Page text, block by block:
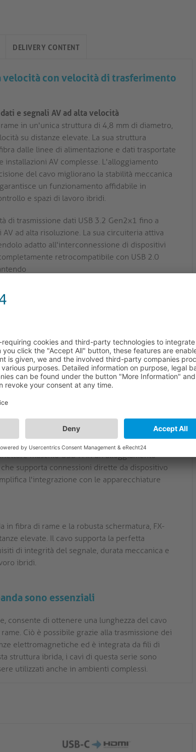
DELIVERY CONTENT
velocità con velocità di trasferimento
e segnali AV ad alta velocità
in un'unica struttura di 4,8 mm di diametro,
su distanze elevate. La sua struttura
dalle linee di alimentazione e dati trasportate
AV complesse. L'alloggiamento
del cavo migliorano la stabilità meccanica
un funzionamento affidabile in
e spazi di lavoro ibridi.
di trasmissione dati USB 3.2 Gen2x1 fino a
ad alta risoluzione. La sua circuiteria attiva
adatto all'interconnessione di dispositivi
retrocompatibile con USB 2.0
offrono una maggiore conduttività e
prestazioni elettriche costanti, riducendo
installazioni AV più esigenti.
ottica trasportano i segnali AV, mentre i
Questo approccio ibrido riduce al minimo
per le installazioni AV professionali che
disposizione dei conduttori riducono le
affidabile in ambienti con un notevole
per le installazioni in prossimità di
maschio USB-A in un alloggiamento
supporta connessioni dirette da dispositivo
l'integrazione con le apparecchiature
in fibra di rame e la robusta schermatura, FX-
elevate. Il cavo supporta la perfetta
di integrità del segnale, durata meccanica e
ibridi.
sono essenziali
consente di ottenere una lunghezza del cavo
Ciò è possibile grazie alla trasmissione dei
elettromagnetiche ed è integrata da fili di
struttura ibrida, i cavi di questa serie sono
utilizzati anche in ambienti complessi.